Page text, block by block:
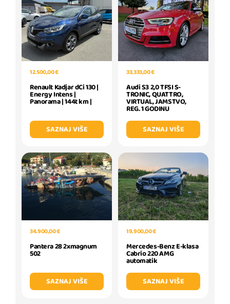
12.500,00 €
Renault Kadjar dCi 130 |
Energy Intens |
Panorama | 144t km |
SAZNAJ VIŠE
33.333,00 €
Audi S3 2,0 TFSI S-
TRONIC, QUATTRO,
VIRTUAL, JAMSTVO,
REG. 1 GODINU
SAZNAJ VIŠE
34.900,00 €
Pantera 28 2xmagnum
502
SAZNAJ VIŠE
19.900,00 €
Mercedes-Benz E-klasa
Cabrio 220 AMG
automatik
SAZNAJ VIŠE